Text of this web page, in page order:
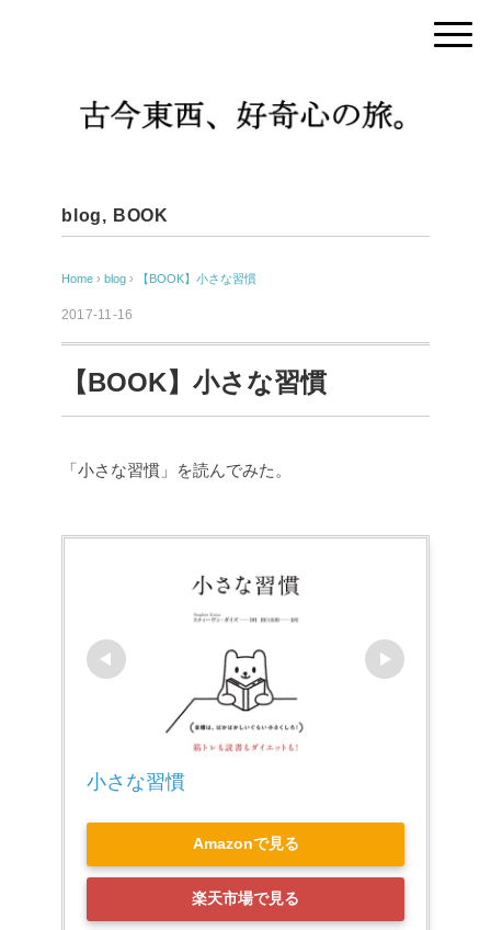
blog, BOOK
Home › blog › 【BOOK】小さな習慣
2017-11-16
【BOOK】小さな習慣
「小さな習慣」を読んでみた。
小さな習慣
Amazonで見る
楽天市場で見る